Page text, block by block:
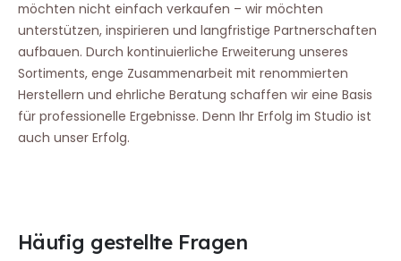
möchten nicht einfach verkaufen – wir möchten
unterstützen, inspirieren und langfristige Partnerschaften
aufbauen. Durch kontinuierliche Erweiterung unseres
Sortiments, enge Zusammenarbeit mit renommierten
Herstellern und ehrliche Beratung schaffen wir eine Basis
für professionelle Ergebnisse. Denn Ihr Erfolg im Studio ist
auch unser Erfolg.
Häufig gestellte Fragen